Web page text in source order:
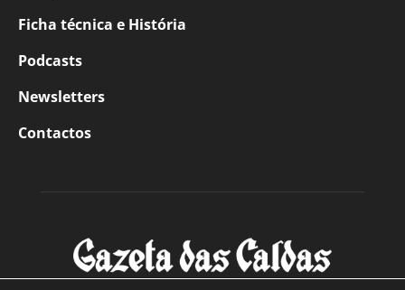
Ficha técnica e História
Podcasts
Newsletters
Contactos